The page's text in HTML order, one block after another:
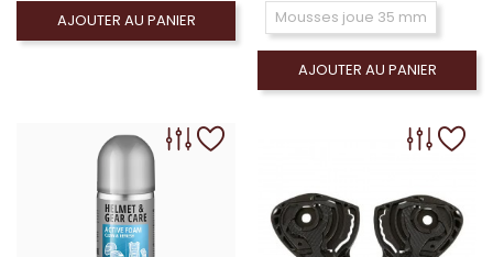
AJOUTER AU PANIER Mousses joue 35 mm
AJOUTER AU PANIER